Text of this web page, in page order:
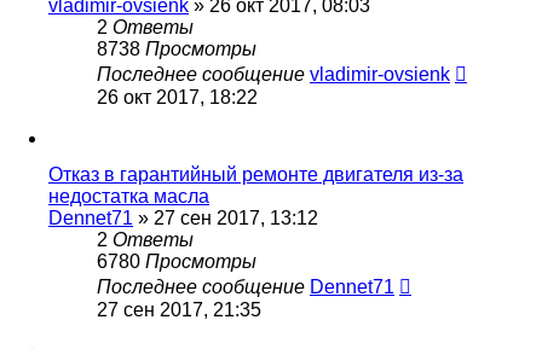
vladimir-ovsienk » 26 окт 2017, 08:03
2 Ответы
8738 Просмотры
Последнее сообщение vladimir-ovsienk
26 окт 2017, 18:22
Отказ в гарантийный ремонте двигателя из-за
недостатка масла
Dennet71 » 27 сен 2017, 13:12
2 Ответы
6780 Просмотры
Последнее сообщение Dennet71
27 сен 2017, 21:35